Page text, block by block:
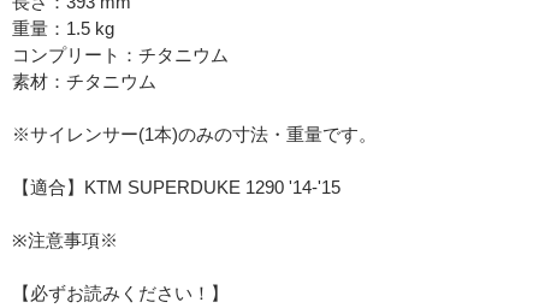
重量：1.5 kg
コンプリート：チタニウム
素材：チタニウム
※サイレンサー(1本)のみの寸法・重量です。
【適合】KTM SUPERDUKE 1290 '14-'15
※注意事項※
【必ずお読みください！】